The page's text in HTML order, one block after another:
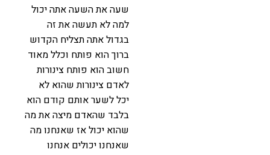
שעה את השעה אתה יכול
למה לא תעשה את זה
בגדול אתה תצליח הקדוש
ברוך הוא פותח וכלל מאוד
חשוב הוא פותח צינורות
לאדם צינורות שהוא לא
יכל לשער אותם קודם הוא
בלבד שהאדם מיצה את מה
שהוא יכול אז שאנחנו מה
שאנחנו יכולים אנחנו